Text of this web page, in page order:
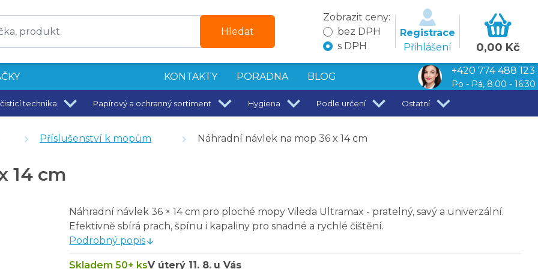
Hledat
Zobrazit ceny:
bez DPH
s DPH
Registrace
Přihlášení
0,00 Kč
KONTAKTY PORADNA BLOG
+420 774 488 123
Po - Pá, 8:00 - 16:30
technika Papírový a ochranný sortiment Hygiena Podle určení Ostatní
pachů 550 ml
tyčí 75/150 cm
Příslušenství k mopům Náhradní návlek na mop 36 x 14 cm
14 cm
Náhradní návlek 36 × 14 cm pro ploché mopy Vileda Ultramax - pratelný, savý a univerzální.
Efektivně sbírá prach, špínu i kapaliny pro snadné a rychlé čištění.
Podrobný popis
Skladem 50+ ksV úterý 11. 8. u Vás